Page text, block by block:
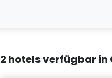
2 hotels verfügbar in